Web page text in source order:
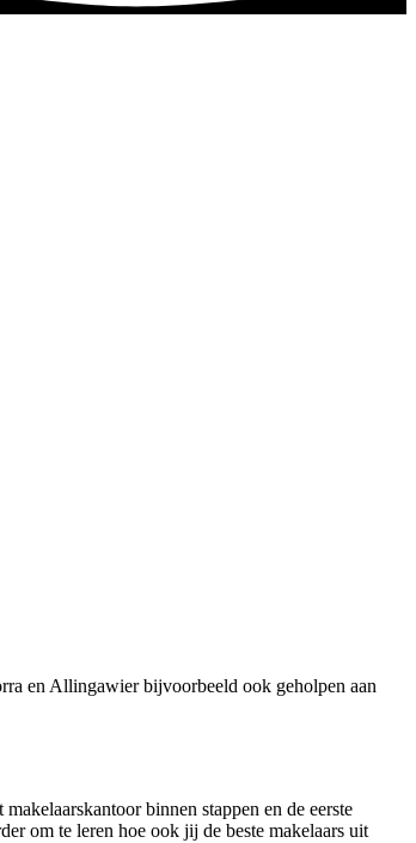
en Allingawier bijvoorbeeld ook geholpen aan
binnen stappen en de eerste
om te leren hoe ook jij de beste makelaars uit